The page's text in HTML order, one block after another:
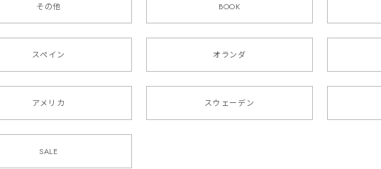
その他 BOOK
スペイン オランダ
アメリカ スウェーデン
SALE